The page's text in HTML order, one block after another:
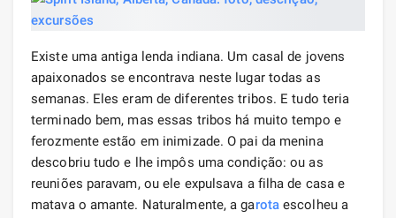
Existe uma antiga lenda indiana. Um casal de jovens
apaixonados se encontrava neste lugar todas as
semanas. Eles eram de diferentes tribos. E tudo teria
terminado bem, mas essas tribos há muito tempo e
ferozmente estão em inimizade. O pai da menina
descobriu tudo e lhe impôs uma condição: ou as
reuniões paravam, ou ele expulsava a filha de casa e
matava o amante. Naturalmente, a garotaescolheu a